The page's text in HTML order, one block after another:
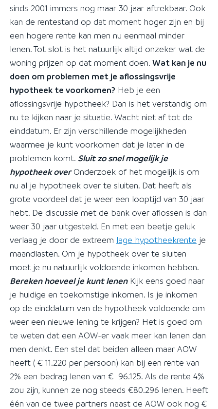
sinds 2001 immers nog maar 30 jaar aftrekbaar. Ook
kan de rentestand op dat moment hoger zijn en bij
een hogere rente kan men nu eenmaal minder
lenen. Tot slot is het natuurlijk altijd onzeker wat de
woning prijzen op dat moment doen. Wat kan je nu
doen om problemen met je aflossingsvrije
hypotheek te voorkomen? Heb je een
aflossingsvrije hypotheek? Dan is het verstandig om
nu te kijken naar je situatie. Wacht niet af tot de
einddatum. Er zijn verschillende mogelijkheden
waarmee je kunt voorkomen dat je later in de
problemen komt. Sluit zo snel mogelijk je
hypotheek over Onderzoek of het mogelijk is om
nu al je hypotheek over te sluiten. Dat heeft als
grote voordeel dat je weer een looptijd van 30 jaar
hebt. De discussie met de bank over aflossen is dan
weer 30 jaar uitgesteld. En met een beetje geluk
verlaag je door de extreem lage hypotheekrente je
maandlasten. Om je hypotheek over te sluiten
moet je nu natuurlijk voldoende inkomen hebben.
Berekenhoeveel je kunt lenen Kijk eens goed naar
je huidige en toekomstige inkomen. Is je inkomen
op de einddatum van de hypotheek voldoende om
weer een nieuwe lening te krijgen? Het is goed om
te weten dat een AOW-er vaak meer kan lenen dan
men denkt. Een stel dat beiden alleen maar AOW
heeft ( € 11.220 per persoon) kan bij een rente van
2% een bedrag lenen van € 96.125. Als de rente 4%
zou zijn, kunnen ze nog steeds €80.296 lenen. Heeft
één van de twee partners naast de AOW ook nog €